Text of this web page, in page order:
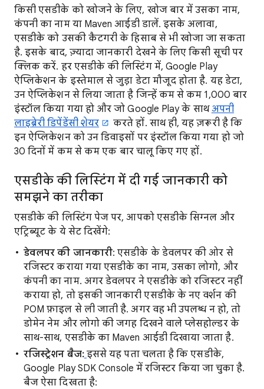
किसी एसडीके को खोजने के लिए, खोज बार में उसका नाम,
कंपनी का नाम या Maven आईडी डालें. इसके अलावा,
एसडीके को उसकी कैटगरी के हिसाब से भी खोजा जा सकता
है. इसके बाद, ज़्यादा जानकारी देखने के लिए किसी सूची पर
क्लिक करें. हर एसडीके की लिस्टिंग में, Google Play
ऐप्लिकेशन के इस्तेमाल से जुड़ा डेटा मौजूद होता है. यह डेटा,
उन ऐप्लिकेशन से लिया जाता है जिन्हें कम से कम 1,000 बार
इंस्टॉल किया गया हो और जो Google Play के साथअपनी
लाइब्रेरी डिपेंडेंसी शेयर
करते हों. साथ ही, यह ज़रूरी है कि
इन ऐप्लिकेशन को उन डिवाइसों पर इंस्टॉल किया गया हो जो
30 दिनों में कम से कम एक बार चालू किए गए हों.
एसडीके की लिस्टिंग में दी गई जानकारी को
समझने का तरीका
एसडीके की लिस्टिंग पेज पर, आपको एसडीके सिग्नल और
एट्रिब्यूट के ये सेट दिखेंगे:
डेवलपर की जानकारी: एसडीके के डेवलपर की ओर से
रजिस्टर कराया गया एसडीके का नाम, उसका लोगो, और
कंपनी का नाम. अगर डेवलपर ने एसडीके को रजिस्टर नहीं
कराया हो, तो इसकी जानकारी एसडीके के नए वर्शन की
POM फ़ाइल से ली जाती है. अगर वह भी उपलब्ध न हो, तो
डोमेन नेम और लोगो की जगह दिखने वाले प्लेसहोल्डर के
साथ-साथ, एसडीके का Maven आईडी दिखाया जाता है.
रजिस्ट्रेशन बैज: इससे यह पता चलता है कि एसडीके,
Google Play SDK Console में रजिस्टर किया जा चुका है.
बैज ऐसा दिखता है: